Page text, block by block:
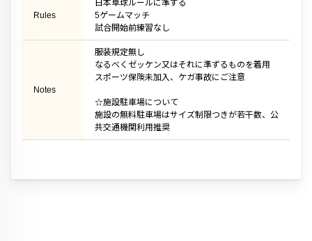
Rules
日本卓球ルールに準ずる
5ゲームマッチ
試合開始前練習なし
Notes
服装規定無し
なるべくゼッケン又はそれに準ずるものを着用
スポーツ保険未加入、ケガ事故にご注意
☆施設駐車場について
施設の無料駐車場はサイズ制限つきが若干数、公
共交通機関利用推奨